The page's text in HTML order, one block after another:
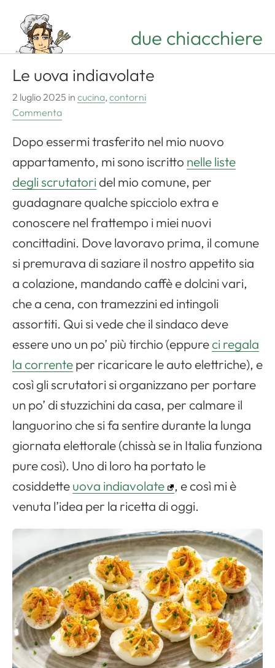
due chiacchiere
Le uova indiavolate
2 luglio 2025 in cucina, contorni
Commenta
Dopo essermi trasferito nel mio nuovo
appartamento, mi sono iscritto nelle liste
degli scrutatori del mio comune, per
guadagnare qualche spicciolo extra e
conoscere nel frattempo i miei nuovi
concittadini. Dove lavoravo prima, il comune
si premurava di saziare il nostro appetito sia
a colazione, mandando caffè e dolcini vari,
che a cena, con tramezzini ed intingoli
assortiti. Qui si vede che il sindaco deve
essere uno un po’ più tirchio (eppureci regala
la correnteper ricaricare le auto elettriche), e
così gli scrutatori si organizzano per portare
un po’ di stuzzichini da casa, per calmare il
languorino che si fa sentire durante la lunga
giornata elettorale (chissà se in Italia funziona
pure così). Uno di loro ha portato le
cosiddetteuova indiavolate
, e così mi è
venuta l’idea per la ricetta di oggi.
Apri il menu di navigazione